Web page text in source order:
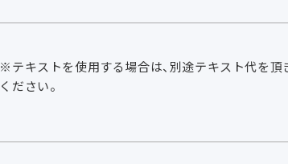
※テキストを使用する場合は、別途テキスト代を
ください。